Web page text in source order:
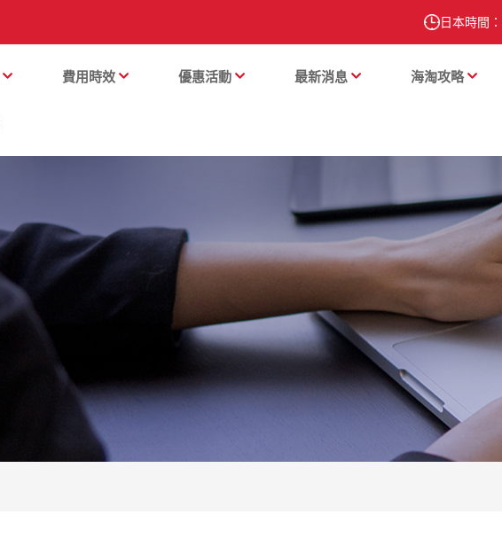
日本時間：
費用時效 優惠活動 最新消息 海淘攻略